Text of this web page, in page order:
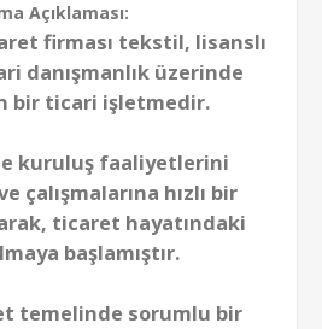
Açıklaması:
firması tekstil, lisanslı
danışmanlık üzerinde
bir ticari işletmedir.
kuruluş faaliyetlerini
çalışmalarına hızlı bir
ticaret hayatındaki
başlamıştır.
temelinde sorumlu bir